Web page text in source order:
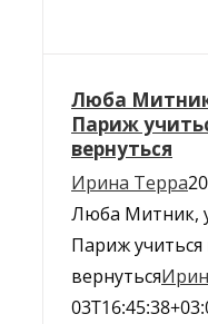
Люба
Париж
вернуться
Ирина Терра
Люба Митник,
Париж учиться
вернуться